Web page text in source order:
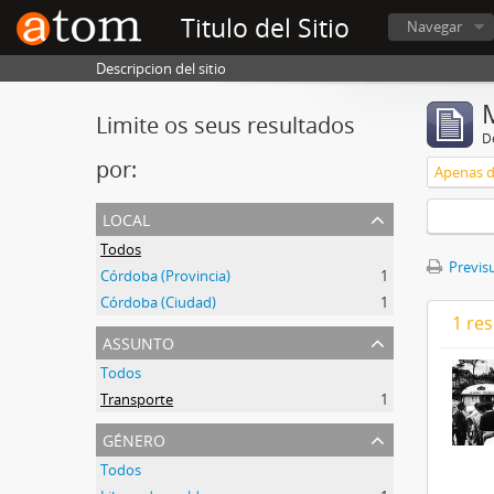
Titulo del Sitio Navegar
Descripcion del sitio
Limite os seus resultados
por:
local
Todos
Córdoba (Provincia)
1
Córdoba (Ciudad)
1
assunto
Todos
Transporte
1
género
Todos
Apenas
1